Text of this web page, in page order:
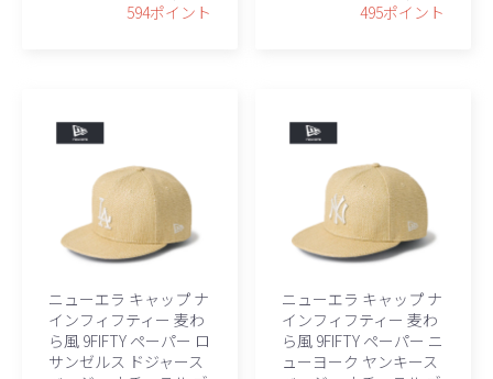
594ポイント 495ポイント
ニューエラ キャップ ナ
インフィフティー 麦わ
ら風 9FIFTY ペーパー ロ
サンゼルス ドジャース
ニューエラ キャップ ナ
インフィフティー 麦わ
ら風 9FIFTY ペーパー ニ
ューヨーク ヤンキース